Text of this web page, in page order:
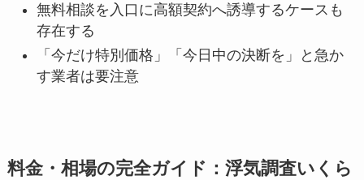
無料相談を入口に高額契約へ誘導するケースも
存在する
「今だけ特別価格」「今日中の決断を」と急か
す業者は要注意
料金・相場の完全ガイド：浮気調査いくら